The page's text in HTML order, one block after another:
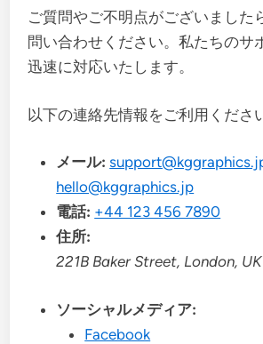
ご質問やご不明点がございました
問い合わせください。私たちのサ
迅速に対応いたします。
以下の連絡先情報をご利用くださ
メール:
hello@kggraphics.jp
電話: +44 123 456 7890
住所:
221B Baker Street, London,
ソーシャルメディア:
Facebook